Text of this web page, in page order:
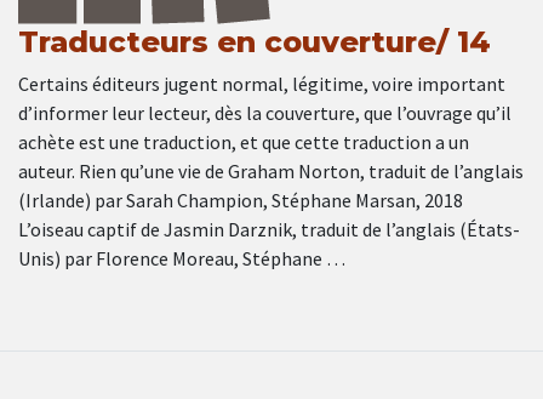
Traducteurs en couverture/ 14
Certains éditeurs jugent normal, légitime, voire important
d’informer leur lecteur, dès la couverture, que l’ouvrage qu’il
achète est une traduction, et que cette traduction a un
auteur. Rien qu’une vie de Graham Norton, traduit de l’anglais
(Irlande) par Sarah Champion, Stéphane Marsan, 2018
L’oiseau captif de Jasmin Darznik, traduit de l’anglais (États-
Unis) par Florence Moreau, Stéphane …